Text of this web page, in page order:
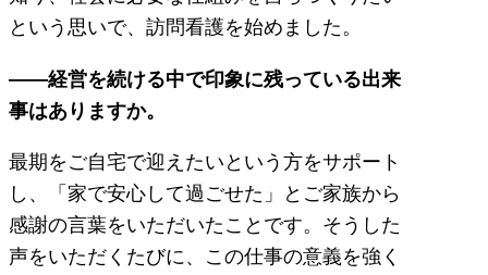
という思いで、訪問看護を始めました。
――経営を続ける中で印象に残っている出来
事はありますか。
最期をご自宅で迎えたいという方をサポート
し、「家で安心して過ごせた」とご家族から
感謝の言葉をいただいたことです。そうした
声をいただくたびに、この仕事の意義を強く